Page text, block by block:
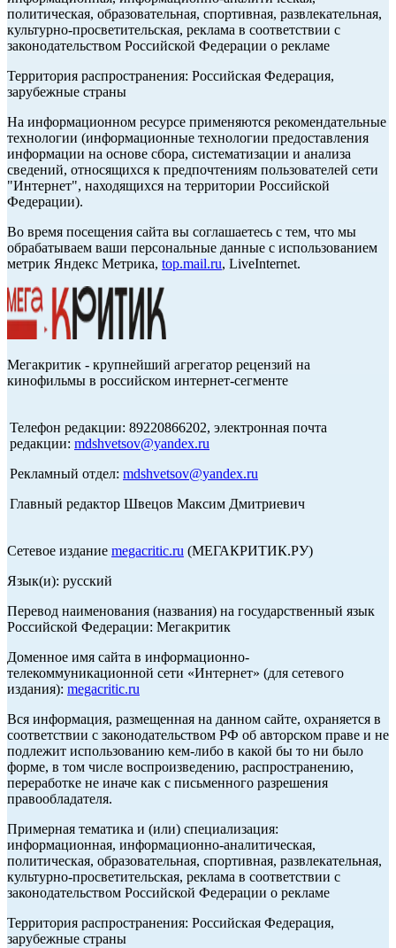
политическая, образовательная, спортивная, развлекательная,
культурно-просветительская, реклама в соответствии с
законодательством Российской Федерации о рекламе
Территория распространения: Российская Федерация,
зарубежные страны
На информационном ресурсе применяются рекомендательные
технологии (информационные технологии предоставления
информации на основе сбора, систематизации и анализа
сведений, относящихся к предпочтениям пользователей сети
"Интернет", находящихся на территории Российской
Федерации).
Во время посещения сайта вы соглашаетесь с тем, что мы
обрабатываем ваши персональные данные с использованием
метрик Яндекс Метрика, top.mail.ru, LiveInternet.
Мегакритик - крупнейший агрегатор рецензий на
кинофильмы в российском интернет-сегменте
Телефон редакции: 89220866202, электронная почта
редакции: mdshvetsov@yandex.ru
Рекламный отдел: mdshvetsov@yandex.ru
Главный редактор Швецов Максим Дмитриевич
Сетевое издание megacritic.ru (МЕГАКРИТИК.РУ)
Язык(и): русский
Перевод наименования (названия) на государственный язык
Российской Федерации: Мегакритик
Доменное имя сайта в информационно-
телекоммуникационной сети «Интернет» (для сетевого
издания): megacritic.ru
Вся информация, размещенная на данном сайте, охраняется в
соответствии с законодательством РФ об авторском праве и не
подлежит использованию кем-либо в какой бы то ни было
форме, в том числе воспроизведению, распространению,
переработке не иначе как с письменного разрешения
правообладателя.
Примерная тематика и (или) специализация:
информационная, информационно-аналитическая,
политическая, образовательная, спортивная, развлекательная,
культурно-просветительская, реклама в соответствии с
законодательством Российской Федерации о рекламе
Территория распространения: Российская Федерация,
зарубежные страны